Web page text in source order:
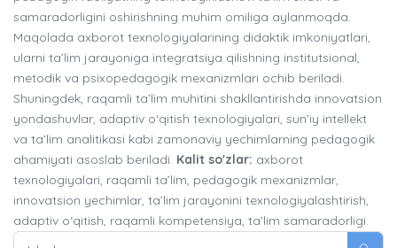
samaradorligini oshirishning muhim omiliga aylanmoqda.
Maqolada axborot texnologiyalarining didaktik imkoniyatlari,
ularni ta’lim jarayoniga integratsiya qilishning institutsional,
metodik va psixopedagogik mexanizmlari ochib beriladi.
Shuningdek, raqamli ta’lim muhitini shakllantirishda innovatsion
yondashuvlar, adaptiv o‘qitish texnologiyalari, sun’iy intellekt
va ta’lim analitikasi kabi zamonaviy yechimlarning pedagogik
ahamiyati asoslab beriladi. Kalit so'zlar: axborot
texnologiyalari, raqamli ta’lim, pedagogik mexanizmlar,
innovatsion yechimlar, ta’lim jarayonini texnologiyalashtirish,
adaptiv o‘qitish, raqamli kompetensiya, ta’lim samaradorligi.